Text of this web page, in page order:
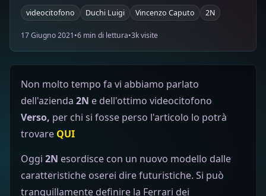
videocitofono Duchi Luigi Vincenzo Caputo 2N
17 Giugno 2021•6 min di lettura•3k visite
Non molto tempo fa vi abbiamo parlato
dell'azienda 2N e dell'ottimo videocitofono
Verso, per chi si fosse perso l'articolo lo potrà
trovare QUI
Oggi 2N esordisce con un nuovo modello dalle
caratteristiche oserei dire futuristiche. Si può
tranquillamente definire la Ferrari dei